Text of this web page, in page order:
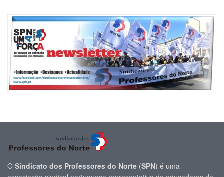
O Sindicato dos Professores do Norte (SPN) é uma